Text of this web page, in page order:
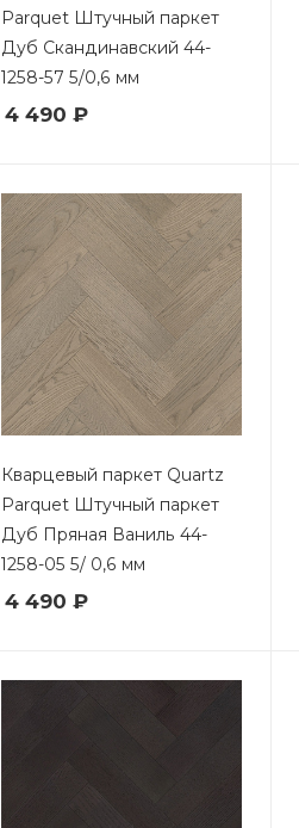
Parquet Штучный паркет
Дуб Скандинавский 44-
1258-57 5/0,6 мм
4 490 ₽
Кварцевый паркет Quartz
Parquet Штучный паркет
Дуб Пряная Ваниль 44-
1258-05 5/ 0,6 мм
4 490 ₽